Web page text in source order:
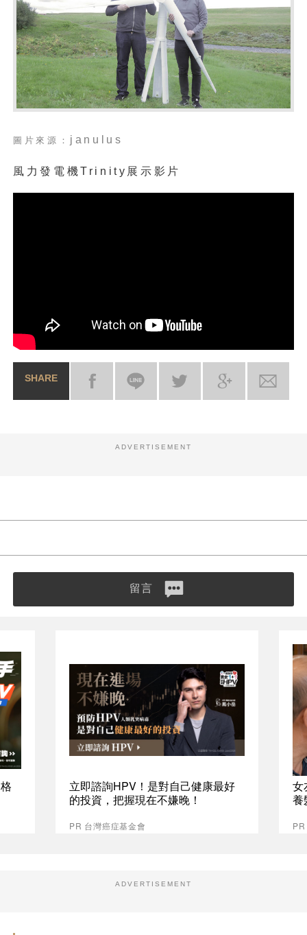
圖片來源： janulus
風力發電機Trinity展示影片
SHARE
ADVERTISEMENT
留言
立即諮詢HPV！是對自己健康最好
的投資，把握現在不嫌晚！
PR 台灣癌症基金會
女
養
ADVERTISEMENT